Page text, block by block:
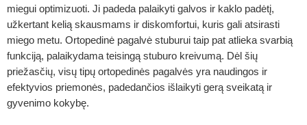
miegui optimizuoti. Ji padeda palaikyti galvos ir kaklo padėtį,
užkertant kelią skausmams ir diskomfortui, kuris gali atsirasti
miego metu. Ortopedinė pagalvė stuburui taip pat atlieka svarbią
funkciją, palaikydama teisingą stuburo kreivumą. Dėl šių
priežasčių, visų tipų ortopedinės pagalvės yra naudingos ir
efektyvios priemonės, padedančios išlaikyti gerą sveikatą ir
gyvenimo kokybę.